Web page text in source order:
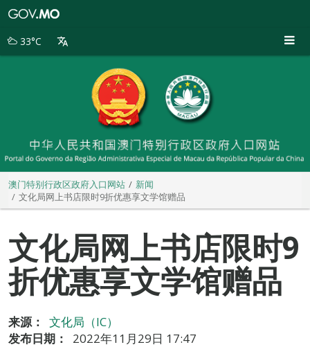
别
33°C
澳门特别行政区政府入口网站
新闻
文化局网上书店限时9折优惠享文学馆赠品
文化局网上书店限时9
折优惠享文学馆赠品
来源：
文化局（IC）
发布日期：
2022年11月29日 17:47